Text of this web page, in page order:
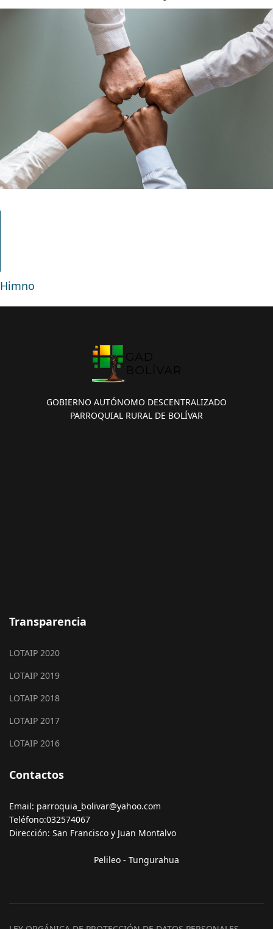
Himno
GOBIERNO AUTÓNOMO DESCENTRALIZADO
PARROQUIAL RURAL DE BOLÍVAR
Transparencia
LOTAIP 2020
LOTAIP 2019
LOTAIP 2018
LOTAIP 2017
LOTAIP 2016
Contactos
Email: parroquia_bolivar@yahoo.com
Teléfono:032574067
Dirección: San Francisco y Juan Montalvo
Pelileo - Tungurahua